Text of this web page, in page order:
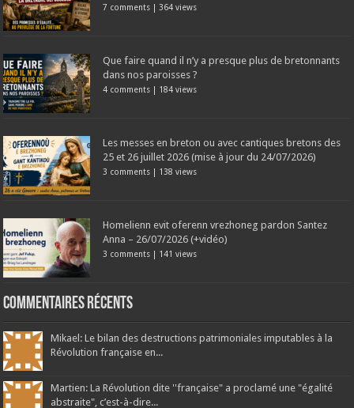
7 comments | 364 views
Que faire quand il n’y a presque plus de bretonnants
dans nos paroisses ?
4 comments | 184 views
Les messes en breton ou avec cantiques bretons des
25 et 26 juillet 2026 (mise à jour du 24/07/2026)
3 comments | 138 views
Homelienn evit oferenn vrezhoneg pardon Santez
Anna – 26/07/2026 (+vidéo)
3 comments | 141 views
Commentaires récents
Mikael: Le bilan des destructions patrimoniales imputables à la
Révolution française en...
Martien: La Révolution dite ''française" a proclamé une "égalité
abstraite", c’est-à-dire...